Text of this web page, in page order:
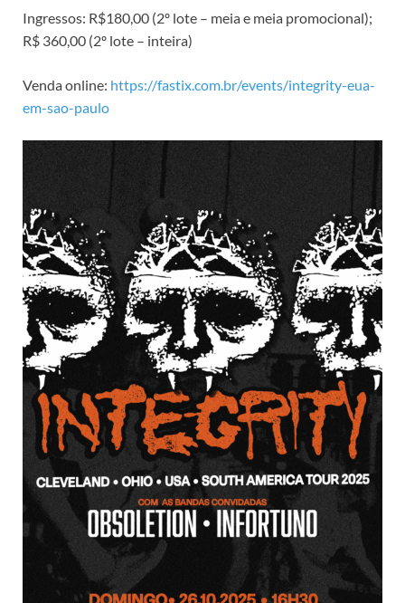
Ingressos: R$180,00 (2º lote – meia e meia promocional);
R$ 360,00 (2º lote – inteira)
Venda online: https://fastix.com.br/events/integrity-eua-
em-sao-paulo